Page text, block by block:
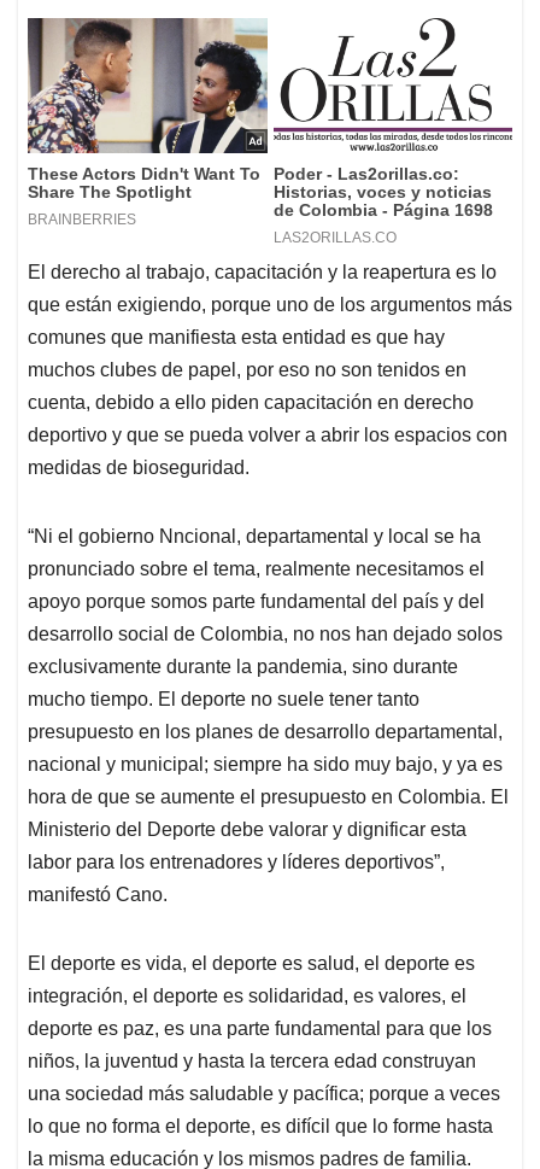
El derecho al trabajo, capacitación y la reapertura es lo
que están exigiendo, porque uno de los argumentos más
comunes que manifiesta esta entidad es que hay
muchos clubes de papel, por eso no son tenidos en
cuenta, debido a ello piden capacitación en derecho
deportivo y que se pueda volver a abrir los espacios con
medidas de bioseguridad.
“Ni el gobierno Nncional, departamental y local se ha
pronunciado sobre el tema, realmente necesitamos el
apoyo porque somos parte fundamental del país y del
desarrollo social de Colombia, no nos han dejado solos
exclusivamente durante la pandemia, sino durante
mucho tiempo. El deporte no suele tener tanto
presupuesto en los planes de desarrollo departamental,
nacional y municipal; siempre ha sido muy bajo, y ya es
hora de que se aumente el presupuesto en Colombia. El
Ministerio del Deporte debe valorar y dignificar esta
labor para los entrenadores y líderes deportivos”,
manifestó Cano.
El deporte es vida, el deporte es salud, el deporte es
integración, el deporte es solidaridad, es valores, el
deporte es paz, es una parte fundamental para que los
niños, la juventud y hasta la tercera edad construyan
una sociedad más saludable y pacífica; porque a veces
lo que no forma el deporte, es difícil que lo forme hasta
la misma educación y los mismos padres de familia.